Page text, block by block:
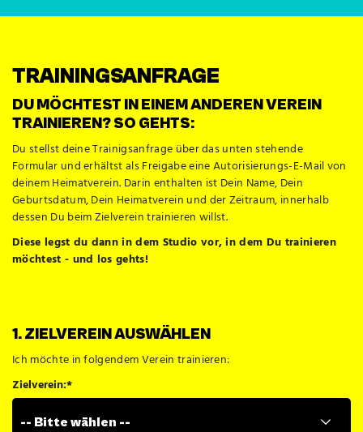
TRAININGSANFRAGE
DU MÖCHTEST IN EINEM ANDEREN VEREIN
TRAINIEREN? SO GEHTS:
Du stellst deine Trainigsanfrage über das unten stehende
Formular und erhältst als Freigabe eine Autorisierungs-E-Mail von
deinem Heimatverein. Darin enthalten ist Dein Name, Dein
Geburtsdatum, Dein Heimatverein und der Zeitraum, innerhalb
dessen Du beim Zielverein trainieren willst.
Diese legst du dann in dem Studio vor, in dem Du trainieren
möchtest - und los gehts!
1. ZIELVEREIN AUSWÄHLEN
Ich möchte in folgendem Verein trainieren:
Zielverein:*